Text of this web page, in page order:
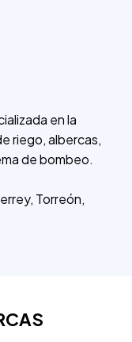
en la
riego, albercas,
de bombeo.
Torreón,